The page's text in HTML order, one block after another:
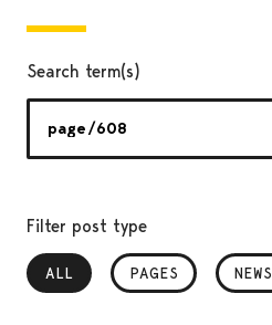
Search term(s)
Filter post type
ALL
, SELECTEDPAGES NEWS